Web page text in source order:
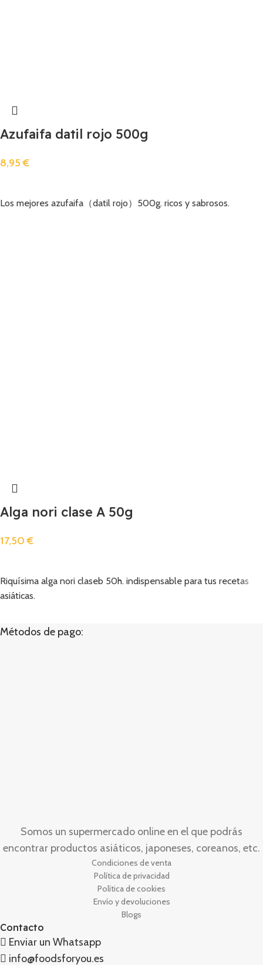
Azufaifa datil rojo 500g
8,95€
Los mejores azufaifa（datil rojo）500g. ricos y sabrosos.
Alga nori clase A 50g
17,50€
Riquísima alga nori claseb 50h. indispensable para tus recetas
asiáticas.
Métodos de pago:
Somos un supermercado online en el que podrás
encontrar productos asiáticos, japoneses, coreanos, etc.
Condiciones de venta
Política de privacidad
Política de cookies
Envío y devoluciones
Blogs
Contacto
Enviar un Whatsapp
info@foodsforyou.es